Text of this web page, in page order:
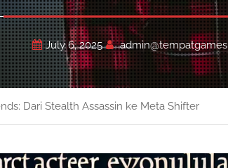
July 6, 2025
Dari Stealth Assassin ke Meta Shifter